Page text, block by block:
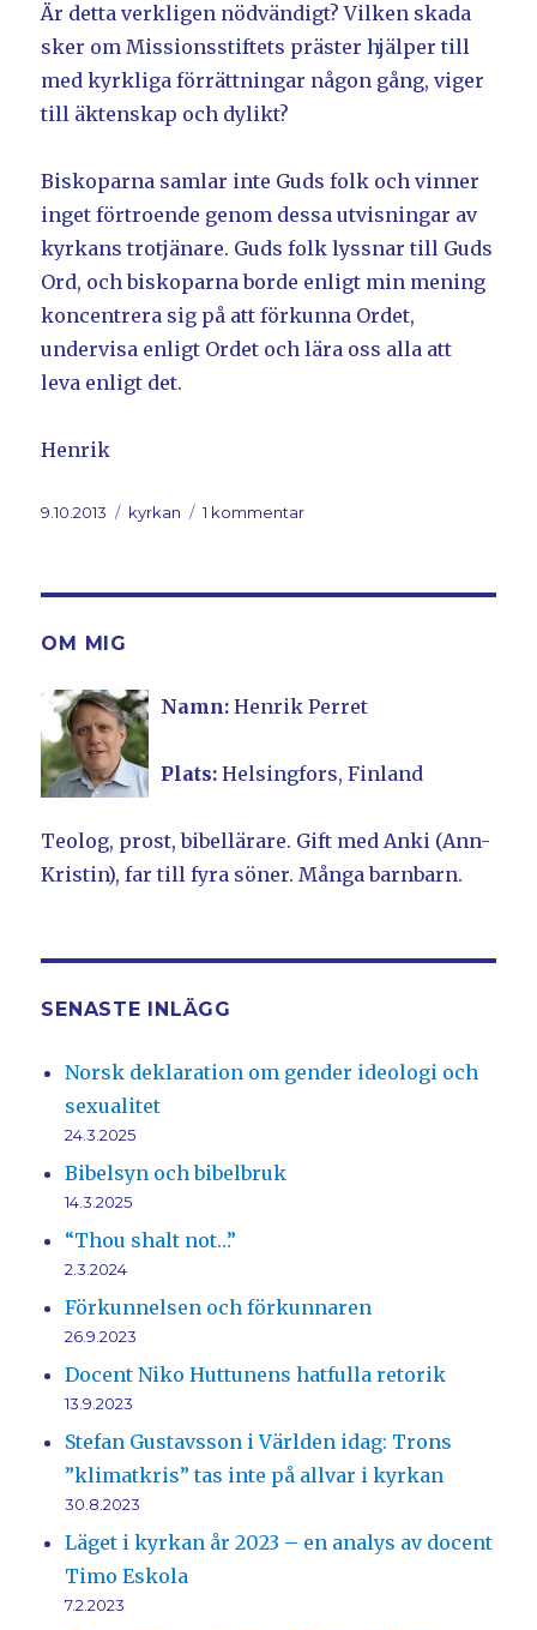
Är detta verkligen nödvändigt? Vilken skada
sker om Missionsstiftets präster hjälper till
med kyrkliga förrättningar någon gång, viger
till äktenskap och dylikt?
Biskoparna samlar inte Guds folk och vinner
inget förtroende genom dessa utvisningar av
kyrkans trotjänare. Guds folk lyssnar till Guds
Ord, och biskoparna borde enligt min mening
koncentrera sig på att förkunna Ordet,
undervisa enligt Ordet och lära oss alla att
leva enligt det.
Henrik
Postat
9.10.2013 Kategorier
kyrkan 1 kommentar
OM MIG
Namn: Henrik Perret
Plats: Helsingfors, Finland
Teolog, prost, bibellärare. Gift med Anki (Ann-
Kristin), far till fyra söner. Många barnbarn.
SENASTE INLÄGG
Norsk deklaration om gender ideologi och
sexualitet
24.3.2025
Bibelsyn och bibelbruk
14.3.2025
“Thou shalt not…”
2.3.2024
Förkunnelsen och förkunnaren
26.9.2023
Docent Niko Huttunens hatfulla retorik
13.9.2023
Stefan Gustavsson i Världen idag: Trons
”klimatkris” tas inte på allvar i kyrkan
30.8.2023
Läget i kyrkan år 2023 – en analys av docent
Timo Eskola
7.2.2023